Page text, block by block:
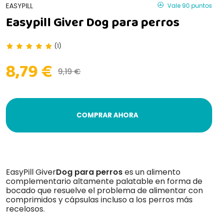
EASYPILL Vale 90 puntos
Easypill Giver Dog para perros
(1)
8,79 € 9,19 €
COMPRAR AHORA
EasyPill GiverDog para perroses un alimento
complementario altamente palatable en forma de
bocado que resuelve el problema de alimentar con
comprimidos y cápsulas incluso a los perros más
recelosos.